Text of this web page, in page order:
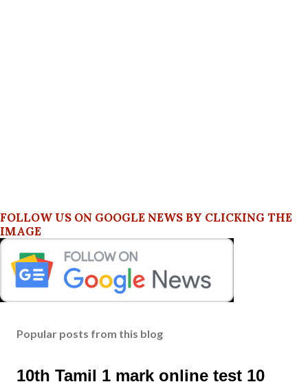
FOLLOW US ON GOOGLE NEWS BY CLICKING THE
IMAGE
Popular posts from this blog
10th Tamil 1 mark online test 10